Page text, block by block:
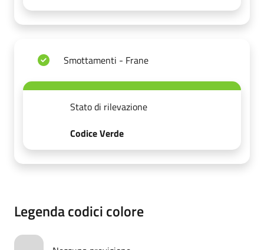
Smottamenti - Frane
Stato di rilevazione
Codice Verde
Legenda codici colore